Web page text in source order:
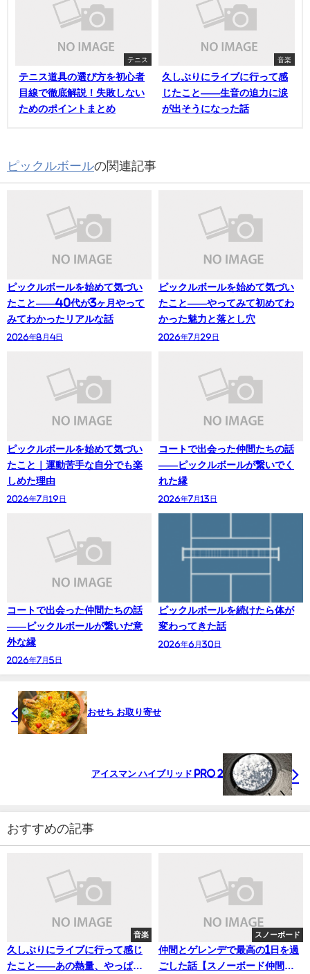
テニス
テニス道具の選び方を初心者
目線で徹底解説！失敗しない
ためのポイントまとめ
音楽
久しぶりにライブに行って感
じたこと——生音の迫力に涙
が出そうになった話
ピックルボールの関連記事
ピックルボールを始めて気づい
たこと——40代が3ヶ月やって
みてわかったリアルな話
2026年8月4日
ピックルボールを始めて気づい
たこと——やってみて初めてわ
かった魅力と落とし穴
2026年7月29日
ピックルボールを始めて気づい
たこと｜運動苦手な自分でも楽
しめた理由
2026年7月19日
コートで出会った仲間たちの話
——ピックルボールが繋いでく
れた縁
2026年7月13日
コートで出会った仲間たちの話
——ピックルボールが繋いだ意
外な縁
2026年7月5日
ピックルボールを続けたら体が
変わってきた話
2026年6月30日
おせち お取り寄せ
アイスマン ハイブリッド Pro 2
おすすめの記事
音楽
久しぶりにライブに行って感じ
たこと——あの熱量、やっぱり
スノーボード
仲間とゲレンデで最高の1日を過
ごした話【スノーボード仲間最